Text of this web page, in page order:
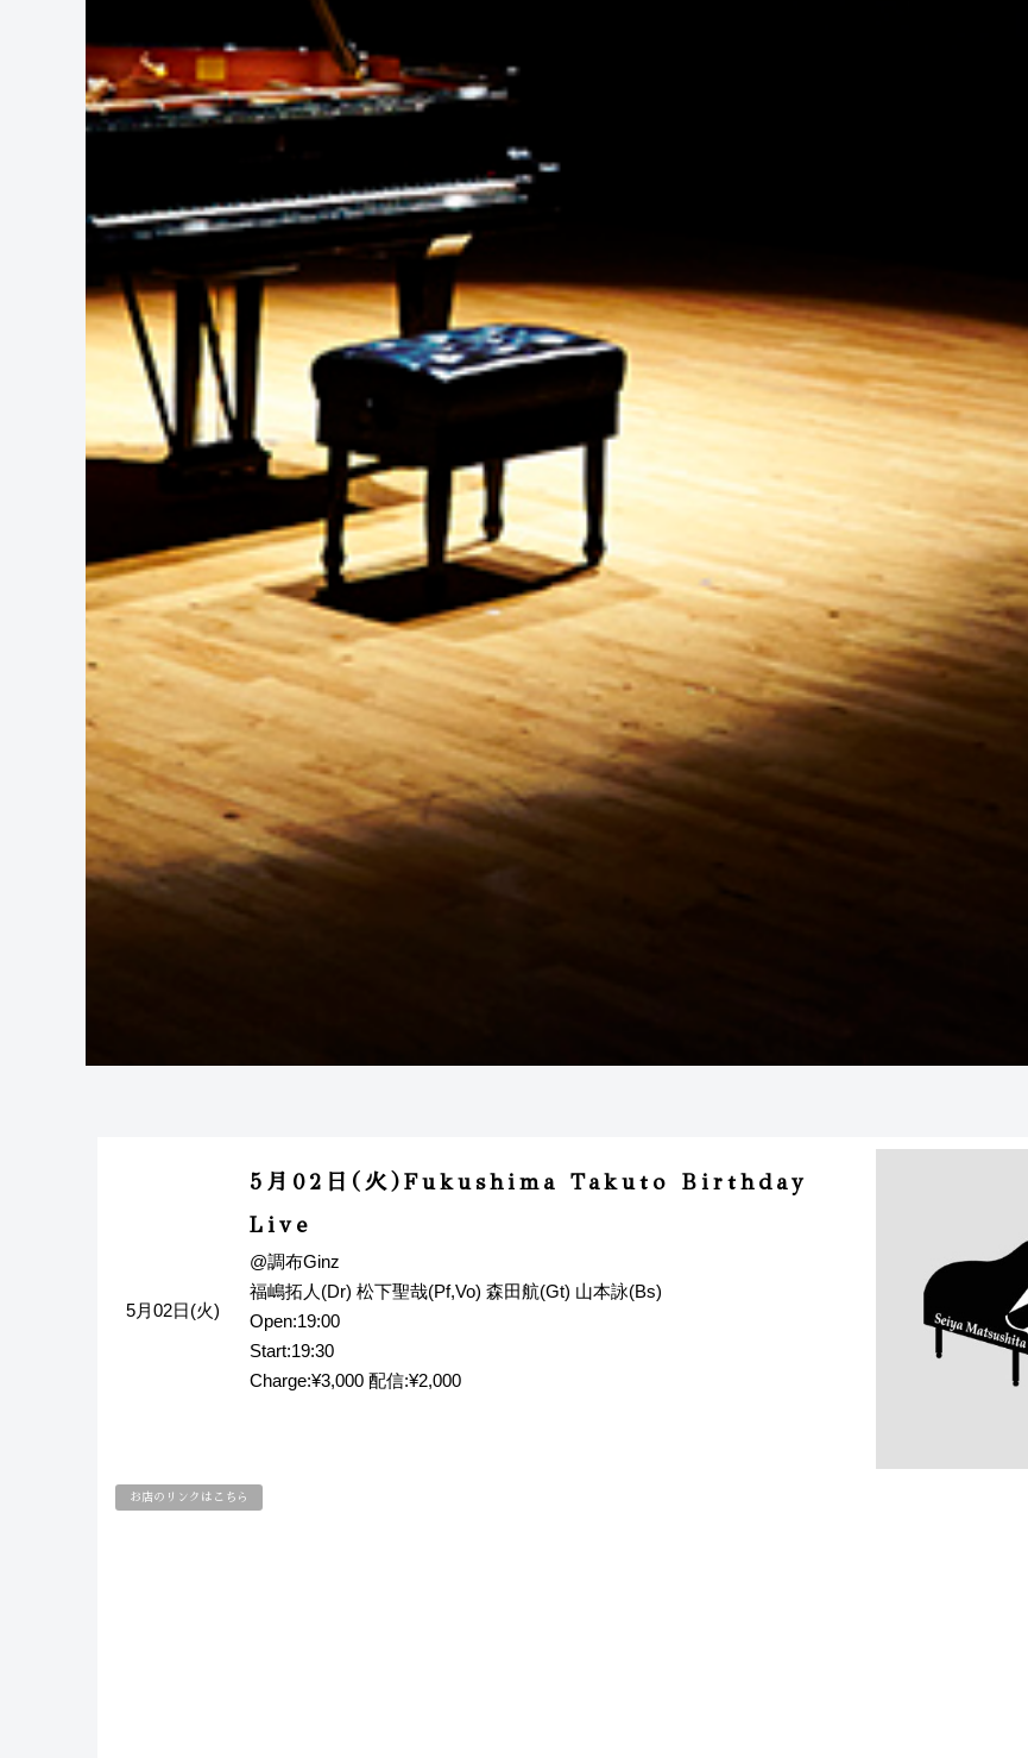
5月02日(火)
5月02日(火)Fukushima Takuto Birthday
Live
@調布Ginz
福嶋拓人(Dr) 松下聖哉(Pf,Vo) 森田航(Gt) 山本詠(Bs)
Open:19:00
Start:19:30
Charge:¥3,000 配信:¥2,000
お店のリンクはこちら